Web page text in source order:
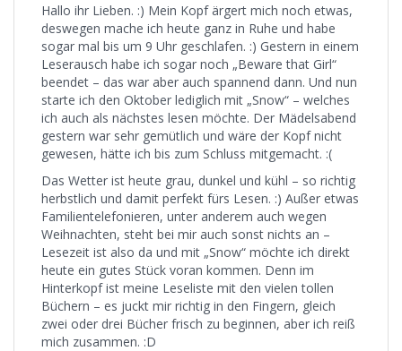
Hallo ihr Lieben. :) Mein Kopf ärgert mich noch etwas,
deswegen mache ich heute ganz in Ruhe und habe
sogar mal bis um 9 Uhr geschlafen. :) Gestern in einem
Leserausch habe ich sogar noch „Beware that Girl“
beendet – das war aber auch spannend dann. Und nun
starte ich den Oktober lediglich mit „Snow“ – welches
ich auch als nächstes lesen möchte. Der Mädelsabend
gestern war sehr gemütlich und wäre der Kopf nicht
gewesen, hätte ich bis zum Schluss mitgemacht. :(
Das Wetter ist heute grau, dunkel und kühl – so richtig
herbstlich und damit perfekt fürs Lesen. :) Außer etwas
Familientelefonieren, unter anderem auch wegen
Weihnachten, steht bei mir auch sonst nichts an –
Lesezeit ist also da und mit „Snow“ möchte ich direkt
heute ein gutes Stück voran kommen. Denn im
Hinterkopf ist meine Leseliste mit den vielen tollen
Büchern – es juckt mir richtig in den Fingern, gleich
zwei oder drei Bücher frisch zu beginnen, aber ich reiß
mich zusammen. :D